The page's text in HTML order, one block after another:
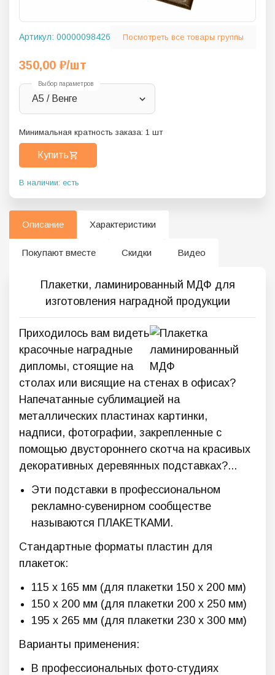
Артикул: 00000098426 Посмотреть все товары группы
350,00 ₽/шт
Выбор параметров
А5 / Венге
Минимальная кратность заказа: 1 шт
Купить
В наличии: есть
Описание Характеристики
Покупают вместе Скидки Видео
Плакетки, ламинированный МДФ для
изготовления наградной продукции
Приходилось вам видеть
красочные наградные
дипломы, стоящие на
столах или висящие на стенах в офисах?
Напечатанные сублимацией на
металлических пластинах картинки,
надписи, фотографии, закрепленные с
помощью двустороннего скотча на красивых
декоративных деревянных подставках?...
Эти подставки в профессиональном
рекламно-сувенирном сообществе
называются ПЛАКЕТКАМИ.
Стандартные форматы пластин для
плакеток:
115 х 165 мм (для плакетки 150 х 200 мм)
150 х 200 мм (для плакетки 200 х 250 мм)
195 х 265 мм (для плакетки 230 х 300 мм)
Варианты применения:
В профессиональных фото-студиях